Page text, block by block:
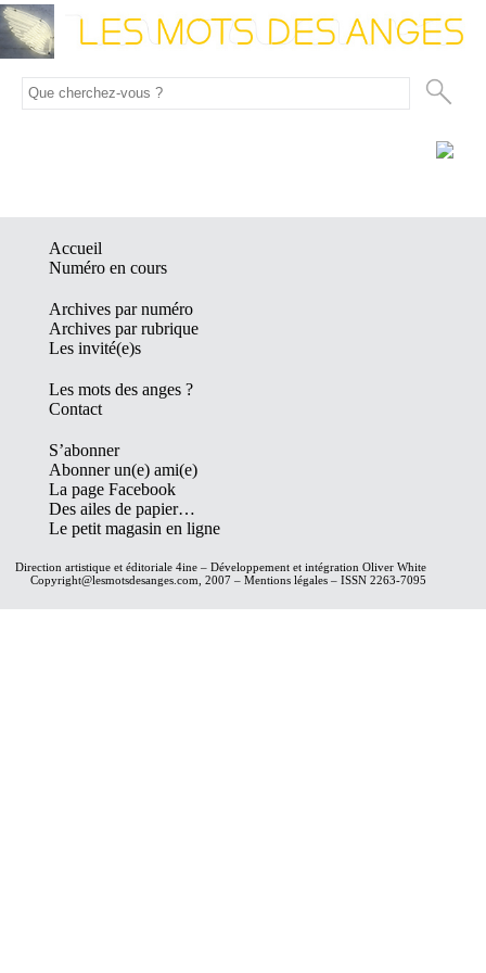
Accueil
Numéro en cours
Archives par numéro
Archives par rubrique
Les invité(e)s
Les mots des anges ?
Contact
S’abonner
Abonner un(e) ami(e)
La page Facebook
Des ailes de papier…
Le petit magasin en ligne
Direction artistique et éditoriale 4ine – Développement et intégration Oliver White
Copyright@lesmotsdesanges.com, 2007 – Mentions légales – ISSN 2263-7095